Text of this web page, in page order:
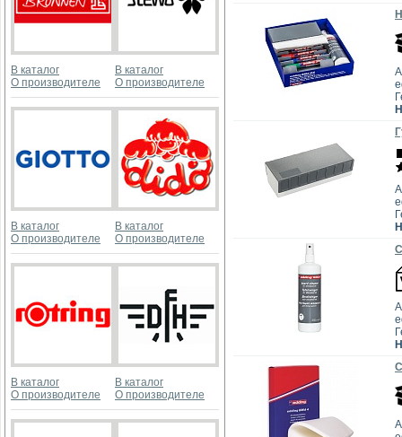
В каталог
О производителе
В каталог
О производителе
В каталог
О производителе
В каталог
О производителе
В каталог
О производителе
В каталог
О производителе